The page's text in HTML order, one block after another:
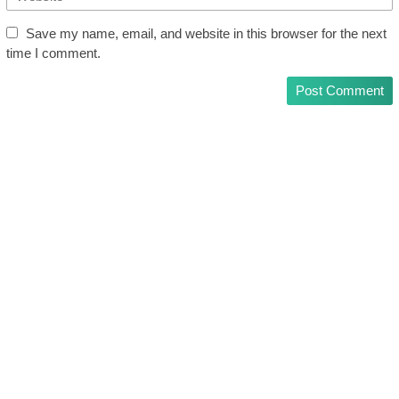
Save my name, email, and website in this browser for the next
time I comment.